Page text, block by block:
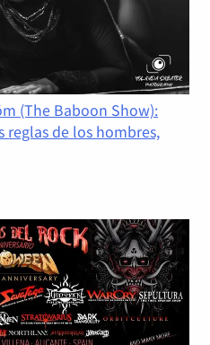
(The Baboon Show):
de los hombres,